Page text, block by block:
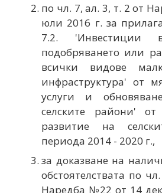
по чл. 7, ал. 3, т. 2 от
юли 2016 г. за
7.2. 'Инвестиции в
подобряването или
всички видове
инфраструктура' от
услуги и
селските райони'
развитие на
периода 2014 - 2020 г.,
за доказване на
обстоятелствата по
Наредба №22 от 14